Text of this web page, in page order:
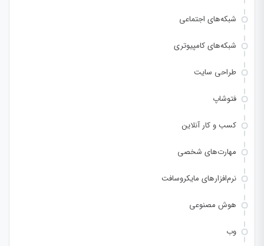
شبکه‌های اجتماعی
شبکه‌های کامپیوتری
طراحی سایت
فتوشاپ
کسب و کار آنلاین
مهارت‌های شخصی
نرم‌افزارهای مایکروسافت
هوش مصنوعی
وب